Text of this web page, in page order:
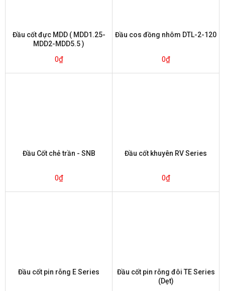
Đầu cốt đực MDD ( MDD1.25-
MDD2-MDD5.5 )
0₫
Đầu cos đồng nhôm DTL-2-120
0₫
Đầu Cốt chẻ trần - SNB
0₫
Đầu cốt khuyên RV Series
0₫
Đầu cốt pin rỗng E Series
Đầu cốt pin rỗng đôi TE Series
(Dẹt)